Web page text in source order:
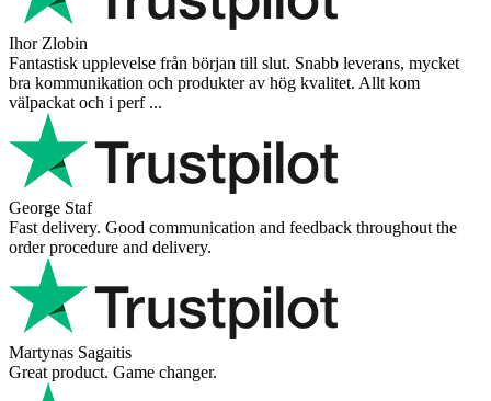
Ihor Zlobin
Fantastisk upplevelse från början till slut. Snabb leverans, mycket
bra kommunikation och produkter av hög kvalitet. Allt kom
välpackat och i perf ...
George Staf
Fast delivery. Good communication and feedback throughout the
order procedure and delivery.
Martynas Sagaitis
Great product. Game changer.